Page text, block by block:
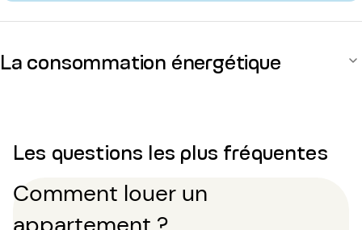
La consommation énergétique
Les questions les plus fréquentes
Comment louer un